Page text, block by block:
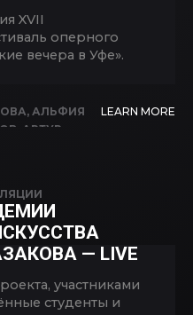
XVII
оперного
вечера в Уфе».
, АЛЬФИЯ
АРТУР
,ЛЮБОВЬ
,ЭЛЬВИРА
LEARN MORE
— LIVE
участниками
студенты и